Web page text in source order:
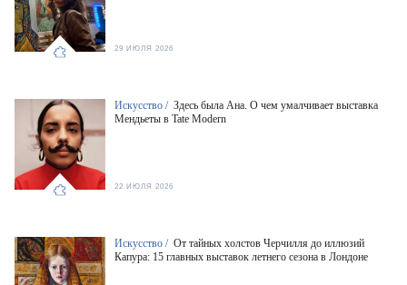
29 ИЮЛЯ 2026
Искусство / Здесь была Ана. О чем умалчивает выставка
Мендьеты в Tate Modern
22 ИЮЛЯ 2026
Искусство / От тайных холстов Черчилля до иллюзий
Капура: 15 главных выставок летнего сезона в Лондоне